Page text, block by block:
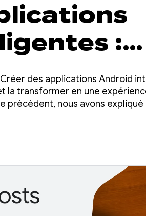
:
des applications Android
la transformer en une
précédent, nous avons
d'IA hybrides et